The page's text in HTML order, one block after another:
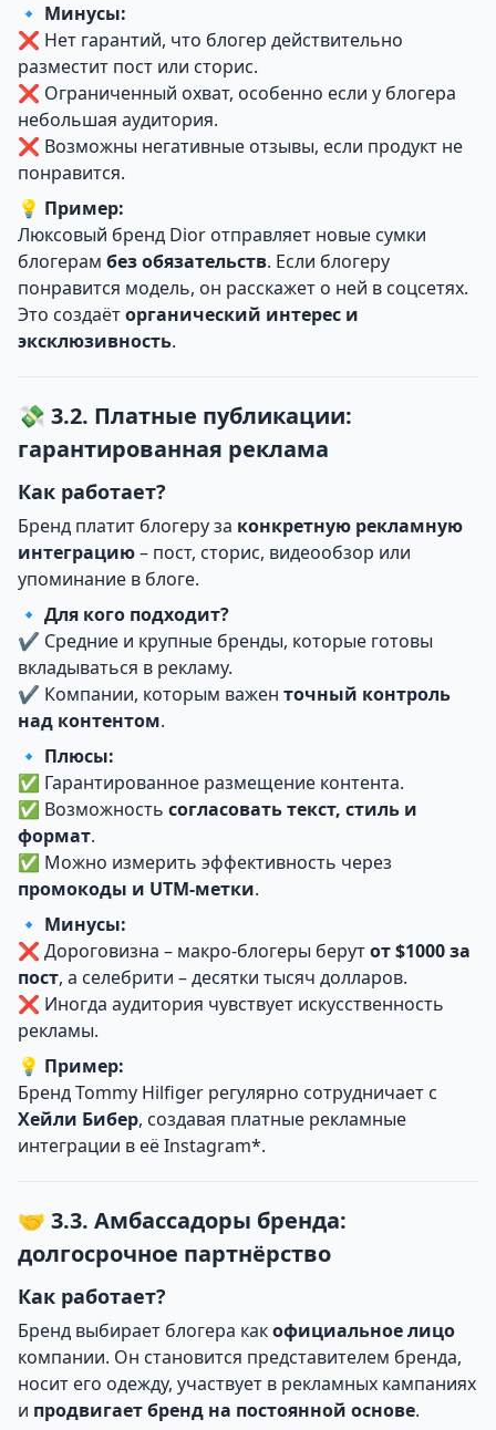
🔹 Минусы:
❌ Нет гарантий, что блогер действительно
разместит пост или сторис.
❌ Ограниченный охват, особенно если у блогера
небольшая аудитория.
❌ Возможны негативные отзывы, если продукт не
понравится.
💡 Пример:
Люксовый бренд Dior отправляет новые сумки
блогерам без обязательств. Если блогеру
понравится модель, он расскажет о ней в соцсетях.
Это создаёторганический интерес и
эксклюзивность.
💸 3.2. Платные публикации:
гарантированная реклама
Как работает?
Бренд платит блогеру за конкретную рекламную
интеграцию– пост, сторис, видеообзор или
упоминание в блоге.
🔹 Для кого подходит?
✔ Средние и крупные бренды, которые готовы
вкладываться в рекламу.
✔ Компании, которым важен точный контроль
над контентом.
🔹 Плюсы:
✅ Гарантированное размещение контента.
✅ Возможность согласовать текст, стиль и
формат.
✅ Можно измерить эффективность через
промокоды и UTM-метки.
🔹 Минусы:
❌ Дороговизна – макро-блогеры берутот $1000 за
пост, а селебрити – десятки тысяч долларов.
❌ Иногда аудитория чувствует искусственность
рекламы.
💡 Пример:
Бренд Tommy Hilfiger регулярно сотрудничает с
Хейли Бибер, создавая платные рекламные
интеграции в её Instagram*.
🤝 3.3. Амбассадоры бренда:
долгосрочное партнёрство
Как работает?
Бренд выбирает блогера какофициальное лицо
компании. Он становится представителем бренда,
носит его одежду, участвует в рекламных кампаниях
и продвигает бренд на постоянной основе.